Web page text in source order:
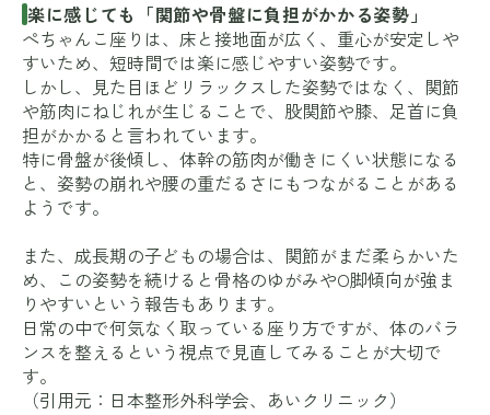
楽に感じても「関節や骨盤に負担がかかる姿勢」
ぺちゃんこ座りは、床と接地面が広く、重心が安定しや
すいため、短時間では楽に感じやすい姿勢です。
しかし、見た目ほどリラックスした姿勢ではなく、関節
や筋肉にねじれが生じることで、股関節や膝、足首に負
担がかかると言われています。
特に骨盤が後傾し、体幹の筋肉が働きにくい状態になる
と、姿勢の崩れや腰の重だるさにもつながることがある
ようです。
また、成長期の子どもの場合は、関節がまだ柔らかいた
め、この姿勢を続けると骨格のゆがみやO脚傾向が強ま
りやすいという報告もあります。
日常の中で何気なく取っている座り方ですが、体のバラ
ンスを整えるという視点で見直してみることが大切で
す。
（引用元： 日本整形外科学会、 あいクリニック）